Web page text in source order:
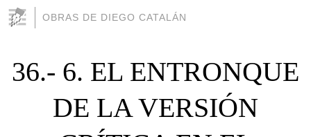
OBRAS DE DIEGO CATALÁN
36.- 6. EL ENTRONQUE
DE LA VERSIÓN